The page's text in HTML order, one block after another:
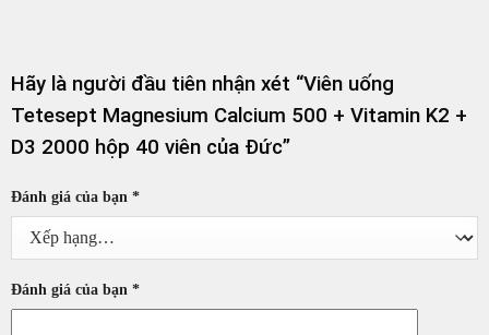
Hãy là người đầu tiên nhận xét “Viên uống
Tetesept Magnesium Calcium 500 + Vitamin K2 +
D3 2000 hộp 40 viên của Đức”
Đánh giá của bạn *
Đánh giá của bạn *